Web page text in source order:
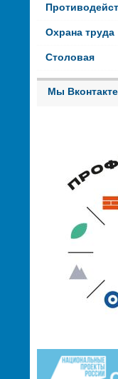
Охрана труда
Столовая
Мы Вконтакте